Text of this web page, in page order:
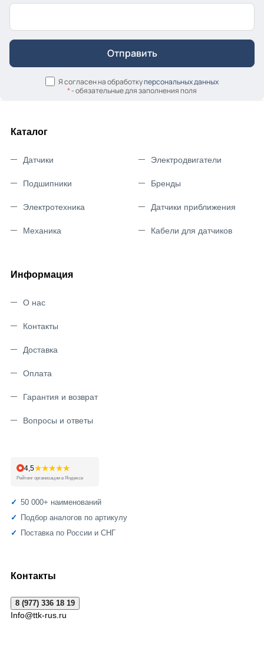
Я согласен на обработкуперсональных данных
*- обязательные для заполнения поля
Каталог
Датчики
Подшипники
Электротехника
Механика
Электродвигатели
Бренды
Датчики приближения
Кабели для датчиков
Информация
О нас
Контакты
Доставка
Оплата
Гарантия и возврат
Вопросы и ответы
4,5★★★★★
Рейтинг организации в Яндексе
50 000+ наименований
Подбор аналогов по артикулу
Поставка по России и СНГ
Контакты
8 (977) 336 18 19
Info@ttk-rus.ru